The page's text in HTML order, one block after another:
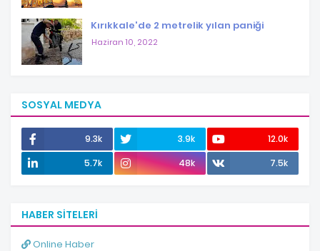
Kırıkkale'de 2 metrelik yılan paniği
Haziran 10, 2022
SOSYAL MEDYA
9.3k 3.9k
12.0k
5.7k
48k 7.5k
HABER SITELERI
Online Haber